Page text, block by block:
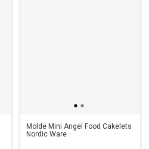
Molde Mini Angel Food Cakelets
Nordic Ware